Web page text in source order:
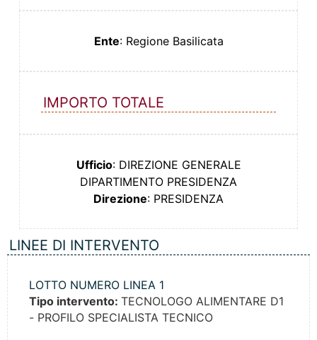
Ente: Regione Basilicata
IMPORTO TOTALE
Ufficio: DIREZIONE GENERALE
DIPARTIMENTO PRESIDENZA
Direzione: PRESIDENZA
LINEE DI INTERVENTO
LOTTO NUMERO LINEA 1
Tipo intervento: TECNOLOGO ALIMENTARE D1
- PROFILO SPECIALISTA TECNICO